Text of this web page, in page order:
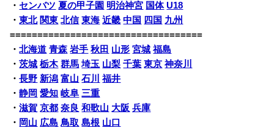
・ センバツ 夏の甲子園 明治神宮 国体 U18
・東北 関東 北信 東海 近畿 中国 四国 九州
===================================
・北海道 青森 岩手 秋田 山形 宮城 福島
・茨城 栃木 群馬 埼玉 山梨 千葉 東京 神奈川
・長野 新潟 富山 石川
福井
・静岡 愛知 岐阜 三重
・滋賀 京都 奈良 和歌山 大阪 兵庫
・ 岡山 広島 鳥取 島根 山口